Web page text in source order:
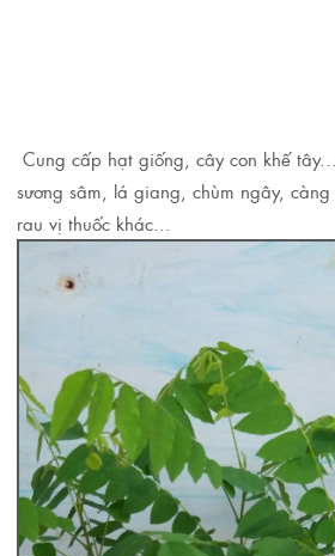
Cung cấp hạt giống, cây con khế
sương sâm, lá giang, chùm ngây,
rau vị thuốc khác...